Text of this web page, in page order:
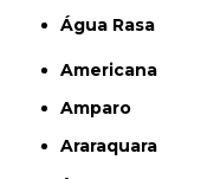
Água Rasa
Americana
Amparo
Araraquara